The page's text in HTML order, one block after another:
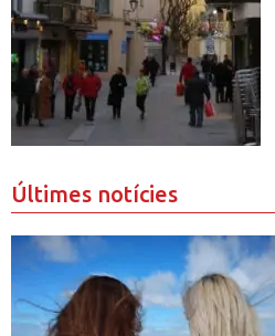
Últimes notícies